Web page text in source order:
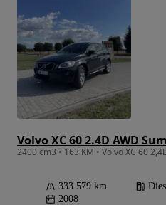
Volvo XC 60 2.4D AWD
2400 cm3 • 163 KM • Volvo XC 60
333 579 km
2008